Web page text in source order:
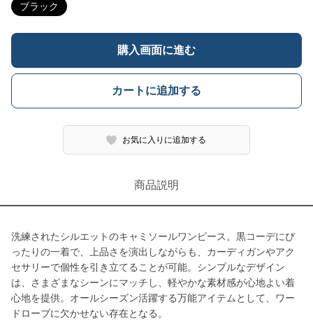
ブラック
購入画面に進む
カートに追加する
お気に入りに追加する
商品説明
洗練されたシルエットのキャミソールワンピース。黒コーデにぴ
ったりの一着で、上品さを演出しながらも、カーディガンやアク
セサリーで個性を引き立てることが可能。シンプルなデザイン
は、さまざまなシーンにマッチし、軽やかな素材感が心地よい着
心地を提供。オールシーズン活躍する万能アイテムとして、ワー
ドローブに欠かせない存在となる。